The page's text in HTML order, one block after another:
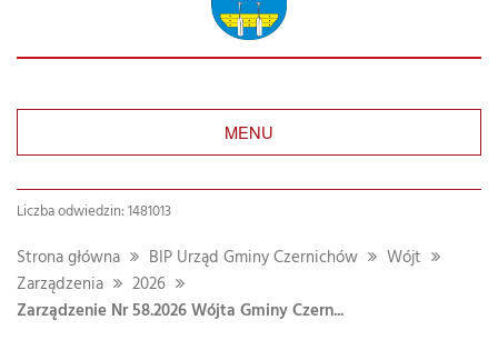
MENU
Liczba odwiedzin: 1481013
Strona główna BIP Urząd Gminy Czernichów
Wójt
Zarządzenia
2026
Zarządzenie Nr 58.2026 Wójta Gminy Czern...